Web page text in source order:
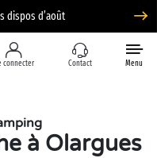
connecter Contact Menu
à Olargues